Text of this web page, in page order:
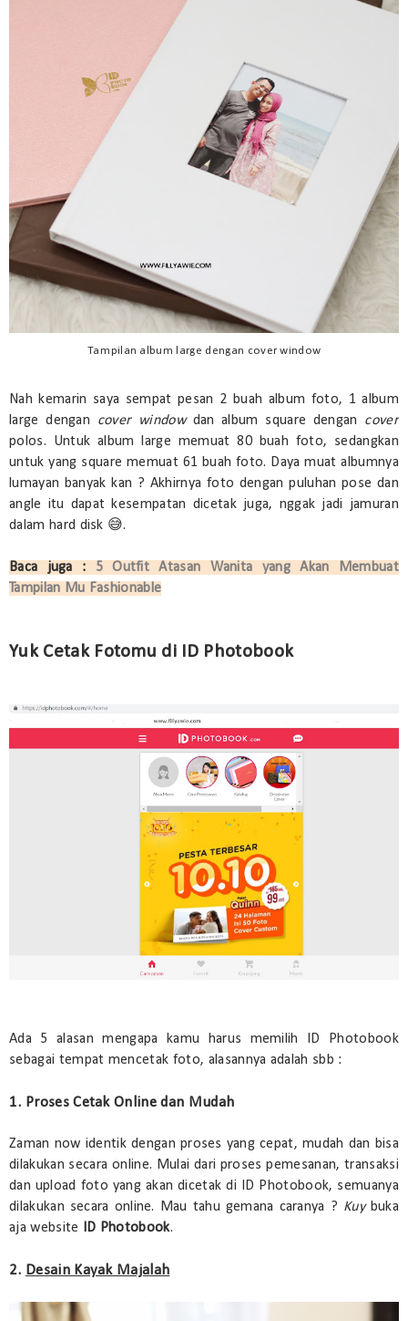
Tampilan album large dengan cover window
Nah kemarin saya sempat pesan 2 buah album foto, 1 album
large dengan cover windowdan album square dengan cover
polos. Untuk album large memuat 80 buah foto, sedangkan
untuk yang square memuat 61 buah foto. Daya muat albumnya
lumayan banyak kan ? Akhirnya foto dengan puluhan pose dan
angle itu dapat kesempatan dicetak juga, nggak jadi jamuran
dalam hard disk 😅.
Baca juga : 5 Outfit Atasan Wanita yang Akan Membuat
Tampilan Mu Fashionable
Yuk Cetak Fotomu di ID Photobook
Ada 5 alasan mengapa kamu harus memilih ID Photobook
sebagai tempat mencetak foto, alasannya adalah sbb :
1. Proses Cetak Online dan Mudah
Zaman now identik dengan proses yang cepat, mudah dan bisa
dilakukan secara online. Mulai dari proses pemesanan, transaksi
dan upload foto yang akan dicetak di ID Photobook, semuanya
dilakukan secara online. Mau tahu gemana caranya ? Kuy buka
aja website
ID Photobook.
2. Desain Kayak Majalah